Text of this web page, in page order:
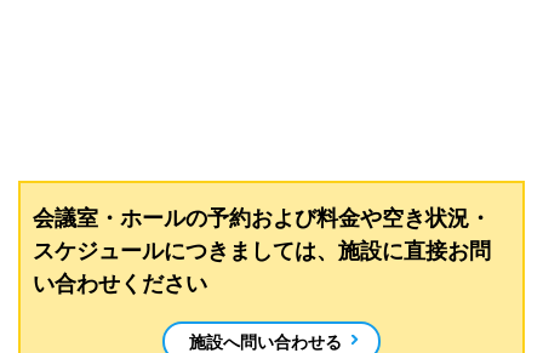
会議室・ホールの予約および料金や空き状況・
スケジュールにつきましては、施設に直接お問
い合わせください
施設へ問い合わせる